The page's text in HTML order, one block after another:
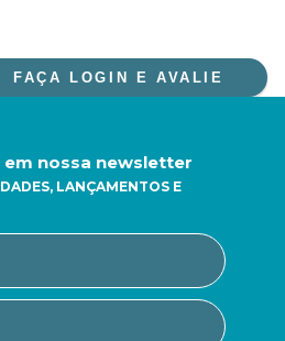
FAÇA LOGIN E AVALIE
em nossa newsletter
LANÇAMENTOS E